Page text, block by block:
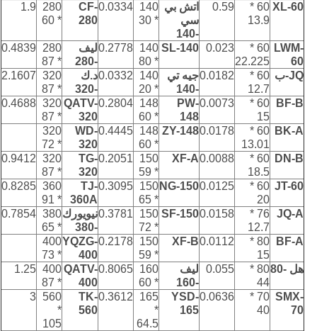
XL-60
60 *
13.9
0.59
-140
* 30
0.0334
CF-
280
280
* 60
1.9
LWM-
60
60 *
22.225
0.023
SL-140
* 80
0.2778
-280
280
* 87
0.4839
JQ-ب
60 *
12.7
0.0182
-140
* 20
0.0332
-320
320
* 87
2.1607
BF-B
60 *
15
0.0073
PW-
148
* 60
0.2804
QATV-
320
320
* 87
0.4688
BK-A
60 *
13.01
0.0178
ZY-148
* 60
0.4445
WD-
320
320
* 72
DN-B
60 *
18.5
0.0088
XF-A
* 59
0.2051
TG-
320
320
* 87
0.9412
JT-60
60 *
20
0.0125
NG-150
* 65
0.3095
TJ-
360A
360
* 91
0.8285
JQ-A
76 *
12.7
0.0158
SF-150
* 72
0.3781
-380
380
* 65
0.7854
BF-A
80 *
15
0.0112
XF-B
* 59
0.2178
YQZG-
400
400
* 73
هل -80
80 *
44
0.055
-160
* 60
0.8065
QATV-
400
400
* 87
1.25
SMX-
70
70 *
40
0.0636
YSD-
165
*
64.5
0.3612
TK-
560
*
105
3